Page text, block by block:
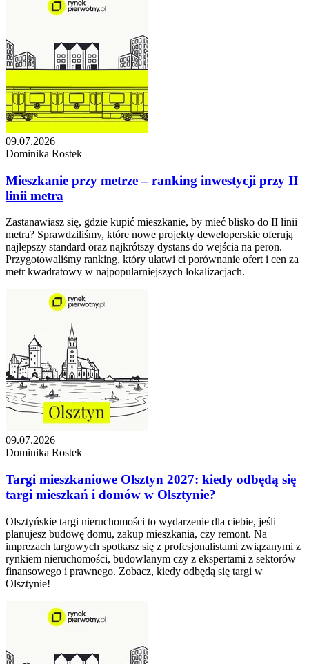
09.07.2026
Dominika Rostek
Mieszkanie przy metrze – ranking inwestycji przy II
linii metra
Zastanawiasz się, gdzie kupić mieszkanie, by mieć blisko do II linii
metra? Sprawdziliśmy, które nowe projekty deweloperskie oferują
najlepszy standard oraz najkrótszy dystans do wejścia na peron.
Przygotowaliśmy ranking, który ułatwi ci porównanie ofert i cen za
metr kwadratowy w najpopularniejszych lokalizacjach.
09.07.2026
Dominika Rostek
Targi mieszkaniowe Olsztyn 2027: kiedy odbędą się
targi mieszkań i domów w Olsztynie?
Olsztyńskie targi nieruchomości to wydarzenie dla ciebie, jeśli
planujesz budowę domu, zakup mieszkania, czy remont. Na
imprezach targowych spotkasz się z profesjonalistami związanymi z
rynkiem nieruchomości, budowlanym czy z ekspertami z sektorów
finansowego i prawnego. Zobacz, kiedy odbędą się targi w
Olsztynie!